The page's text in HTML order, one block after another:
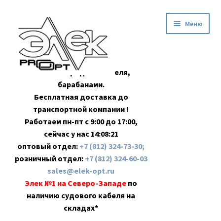
навигации
содержимому
Оптовая продажа кабеля,
барабанами.
Бесплатная доставка до
транспортной компании !
Работаем пн-пт с 9:00 до 17:00,
сейчас у нас 14:08:22
оптовый отдел: +7 (812) 324-73-30;
розничный отдел: +7 (812) 324-60-03
sales@elek-opt.ru
Элек №1 на Северо-Западе по
наличию судового кабеля на
складах*
Меню